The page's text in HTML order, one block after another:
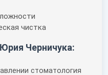
чистка
Черничука:
стоматология